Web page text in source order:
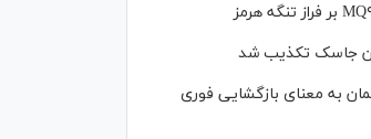
جاسک تکذیب شد
به معنای بازگشایی فوری